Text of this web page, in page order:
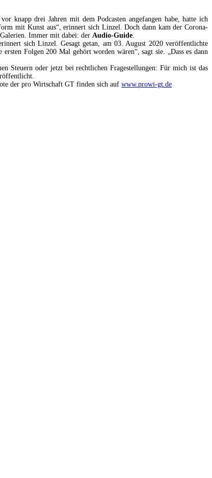
knapp drei Jahren mit dem Podcasten angefangen habe, hatte ich
mit Kunst aus“, erinnert sich Linzel. Doch dann kam der Corona-
Immer mit dabei: der Audio-Guide.
sich Linzel. Gesagt getan, am 03. August 2020 veröffentlichte
Folgen 200 Mal gehört worden wären“, sagt sie. „Dass es dann
Steuern oder jetzt bei rechtlichen Fragestellungen: Für mich ist das
der pro Wirtschaft GT finden sich auf www.prowi-gt.de